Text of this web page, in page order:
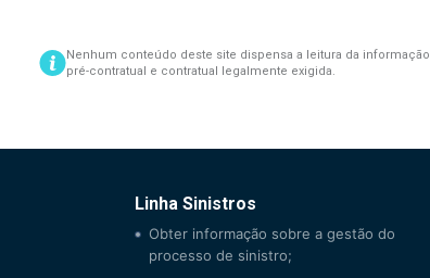
Nenhum conteúdo deste site dispensa a leitura da informação
pré-contratual e contratual legalmente exigida.
Linha Sinistros
Obter informação sobre a gestão do
processo de sinistro;